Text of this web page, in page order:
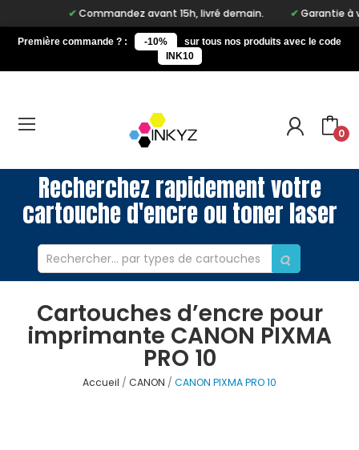
Commandez avant 15h, livré demain. Garantie à
Première commande ? : -10%
sur tous nos produits avec le code
INK10
0
Recherchez rapidement votre
cartouche d'encre ou toner laser
Cartouches d’encre pour
imprimante CANON PIXMA
PRO 10
Accueil CANON CANON PIXMA PRO 10